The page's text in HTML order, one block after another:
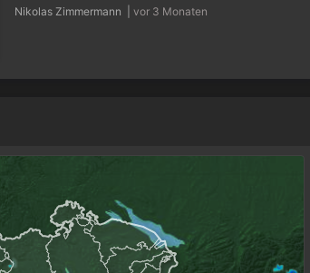
Nikolas Zimmermann | vor 3 Monaten